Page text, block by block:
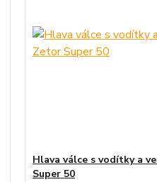
Hlava válce s vodítky a
Super 50